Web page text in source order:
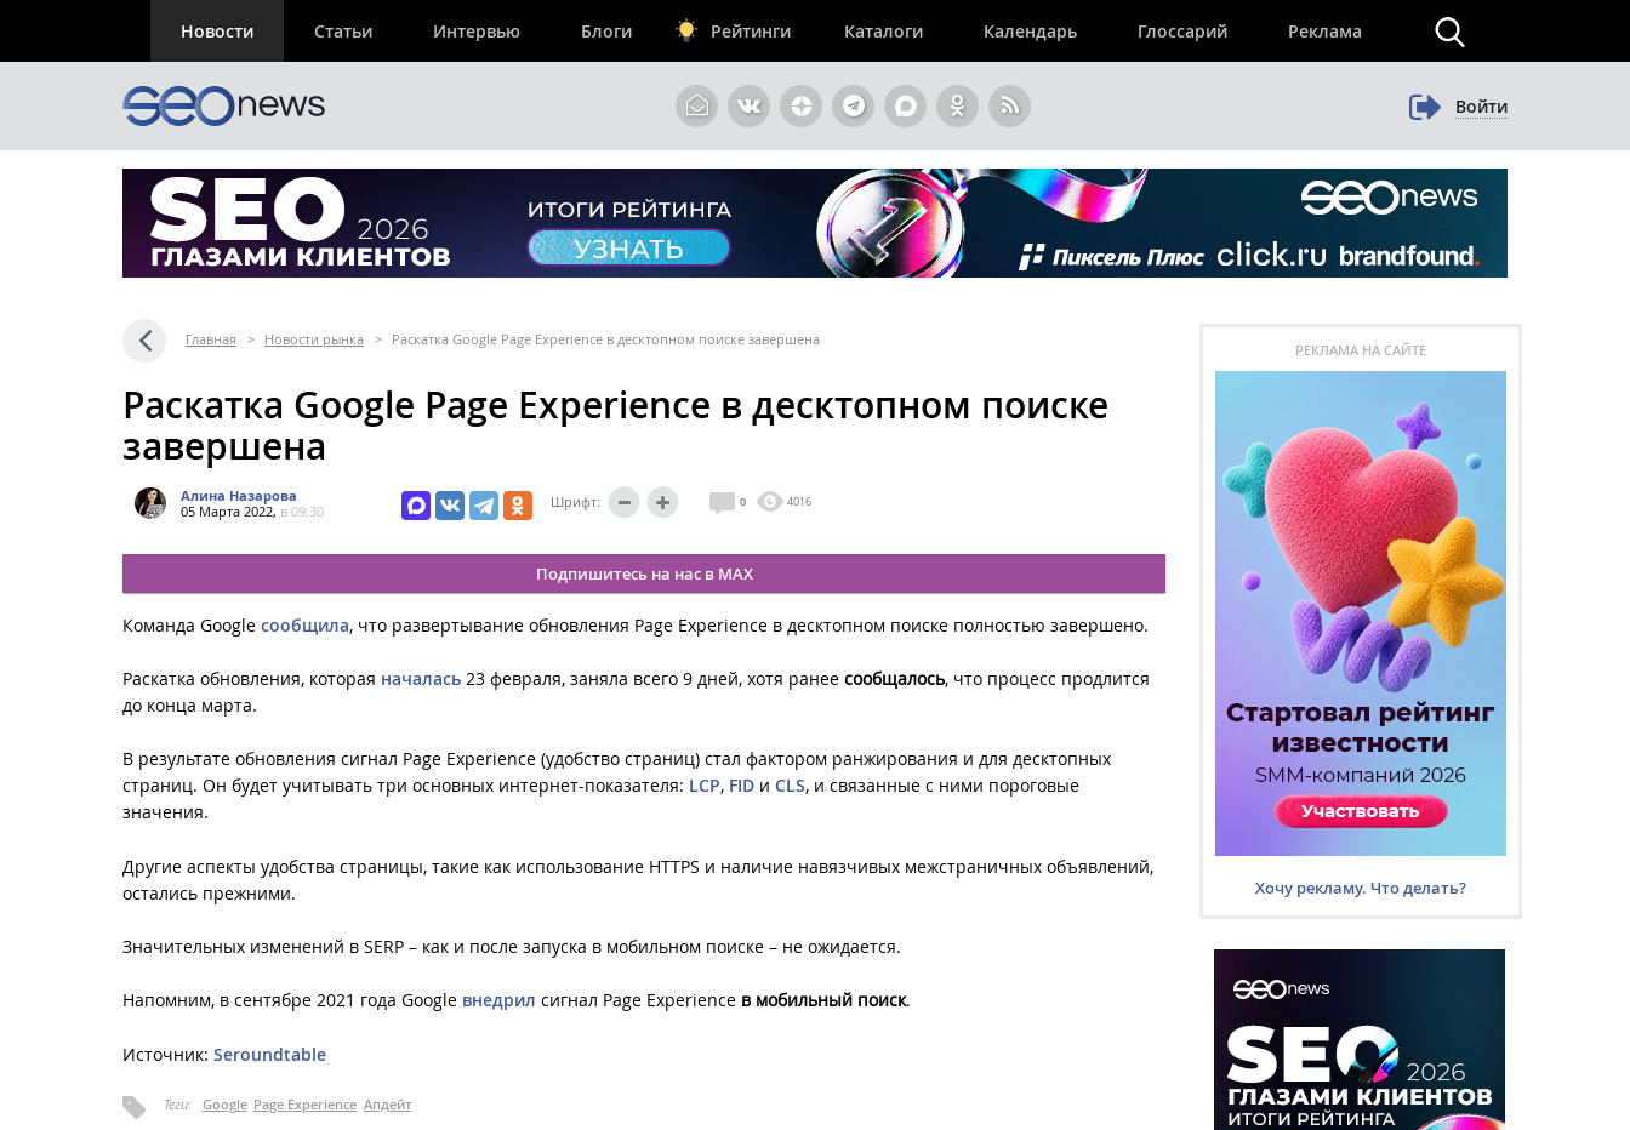
Новости Статьи Интервью Блоги Рейтинги Каталоги Календарь Глоссарий Реклама
Войти
Главная > Новости рынка > Раскатка Google Page Experience в десктопном поиске завершена
Раскатка Google Page Experience в десктопном поиске
завершена
Алина Назарова
05 Марта 2022, в 09:30
Шрифт: 0 4016
Подпишитесь на нас в MAX
Команда Google сообщила, что развертывание обновления Page Experience в десктопном поиске полностью завершено.
Раскатка обновления, которая началась 23 февраля, заняла всего 9 дней, хотя ранее сообщалось, что процесс продлится
до конца марта.
В результате обновления сигнал Page Experience (удобство страниц) стал фактором ранжирования и для десктопных
страниц. Он будет учитывать три основных интернет-показателя: LCP, FID и CLS, и связанные с ними пороговые
значения.
Другие аспекты удобства страницы, такие как использование HTTPS и наличие навязчивых межстраничных объявлений,
остались прежними.
Значительных изменений в SERP – как и после запуска в мобильном поиске – не ожидается.
Напомним, в сентябре 2021 года Google внедрил сигнал Page Experience в мобильный поиск.
Источник: Seroundtable
Теги: Google Page Experience Апдейт
РЕКЛАМА НА САЙТЕ
Хочу рекламу. Что делать?